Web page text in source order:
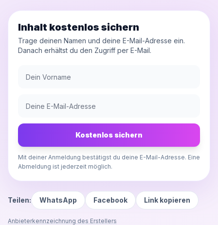
Inhalt kostenlos sichern
Trage deinen Namen und deine E-Mail-Adresse ein.
Danach erhältst du den Zugriff per E-Mail.
Kostenlos sichern
Mit deiner Anmeldung bestätigst du deine E-Mail-Adresse. Eine
Abmeldung ist jederzeit möglich.
Teilen: WhatsApp Facebook Link kopieren
Anbieterkennzeichnung des Erstellers